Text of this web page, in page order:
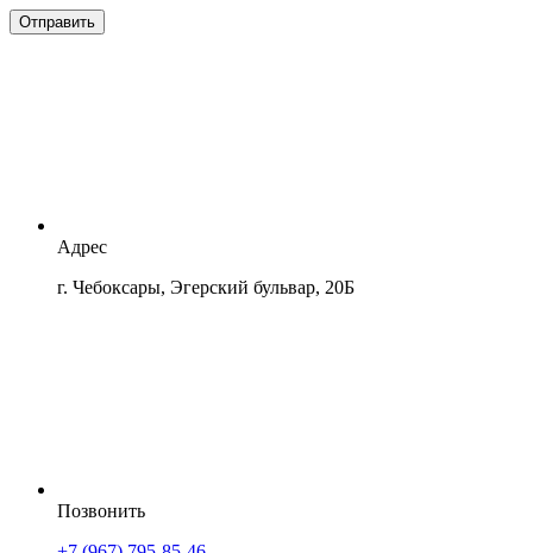
Отправить
Адрес
г. Чебоксары, Эгерский бульвар, 20Б
Позвонить